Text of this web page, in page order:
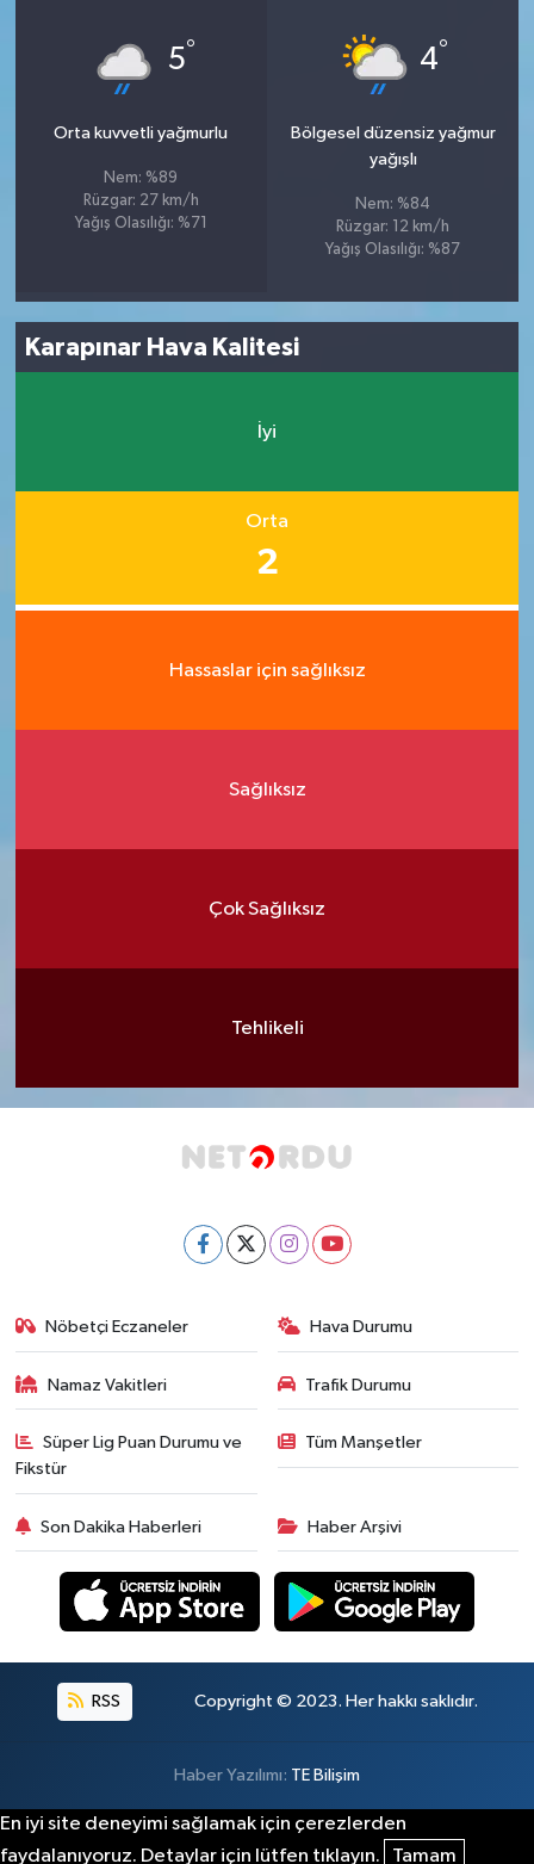
5°
Orta kuvvetli yağmurlu
Nem: %89
Rüzgar: 27 km/h
Yağış Olasılığı: %71
4°
Bölgesel düzensiz yağmur
yağışlı
Nem: %84
Rüzgar: 12 km/h
Yağış Olasılığı: %87
Karapınar Hava Kalitesi
İyi
Orta
2
Hassaslar için sağlıksız
Sağlıksız
Çok Sağlıksız
Tehlikeli
Nöbetçi Eczaneler Hava Durumu
Namaz Vakitleri Trafik Durumu
Süper Lig Puan Durumu ve
Fikstür
Tüm Manşetler
Son Dakika Haberleri Haber Arşivi
RSS Copyright © 2023. Her hakkı saklıdır.
Haber Yazılımı: TE Bilişim
En iyi site deneyimi sağlamak için çerezlerden
faydalanıyoruz. Detaylar için lütfen tıklayın.
Tamam